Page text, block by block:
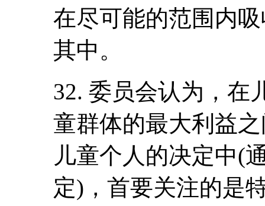
在尽可能的范围内
其中。
32. 委员会认为，在
童群体的最大利益
儿童个人的决定中(
定)，首要关注的是